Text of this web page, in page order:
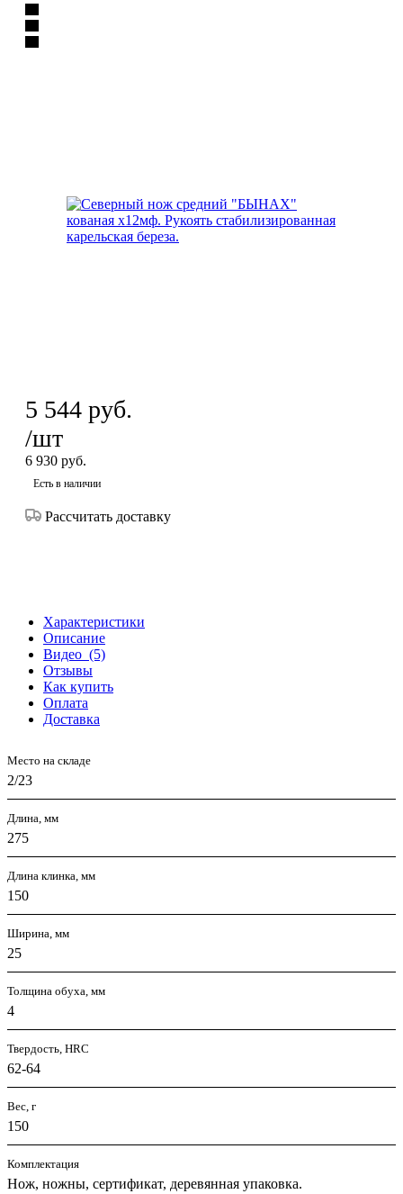
5 544 руб.
/шт
6 930 руб.
Есть в наличии
Рассчитать доставку
Характеристики
Описание
Видео (5)
Отзывы
Как купить
Оплата
Доставка
Место на складе
2/23
Длина, мм
275
Длина клинка, мм
150
Ширина, мм
25
Толщина обуха, мм
4
Твердость, HRC
62-64
Вес, г
150
Комплектация
Нож, ножны, сертификат, деревянная упаковка.